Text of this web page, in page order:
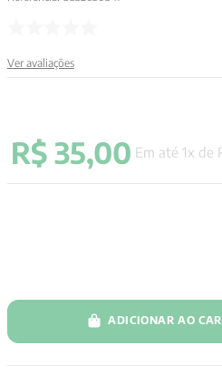
Ver avaliações
R$ 35,00 Em até 1x de
ADICIONAR AO
9º